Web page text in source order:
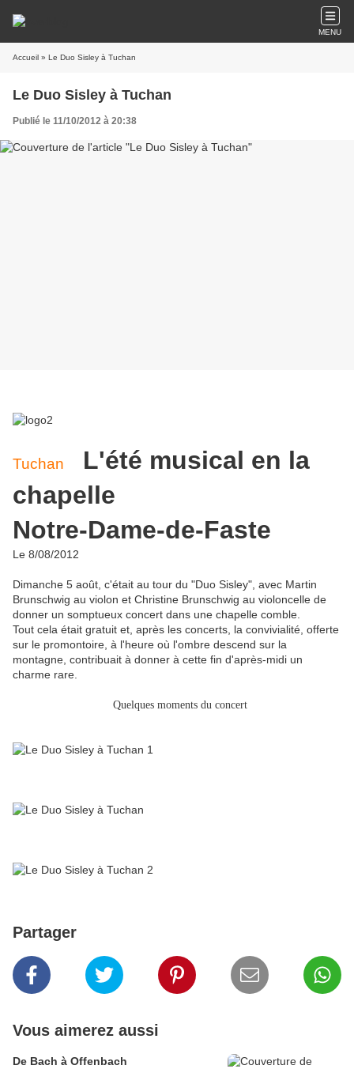
MENU
Accueil » Le Duo Sisley à Tuchan
Le Duo Sisley à Tuchan
Publié le 11/10/2012 à 20:38
Tuchan
L'été musical en la
chapelle
Notre-Dame-de-Faste
Le 8/08/2012
Dimanche 5 août, c'était au tour du "Duo Sisley", avec Martin
Brunschwig au violon et Christine Brunschwig au violoncelle de
donner un somptueux concert dans une chapelle comble.
Tout cela était gratuit et, après les concerts, la convivialité, offerte
sur le promontoire, à l'heure où l'ombre descend sur la
montagne, contribuait à donner à cette fin d'après-midi un
charme rare.
Quelques moments du concert
Partager
Vous aimerez aussi
De Bach à Offenbach